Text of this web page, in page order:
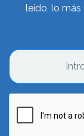
leído, lo